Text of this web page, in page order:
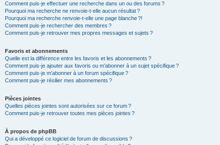
Comment puis-je effectuer une recherche dans un ou des forums ?
Pourquoi ma recherche ne renvoie-t-elle aucun résultat ?
Pourquoi ma recherche renvoie-t-elle une page blanche ?!
Comment puis-je rechercher des membres ?
Comment puis-je retrouver mes propres messages et sujets ?
Favoris et abonnements
Quelle est la différence entre les favoris et les abonnements ?
Comment puis-je ajouter aux favoris ou m’abonner à un sujet spécifique ?
Comment puis-je m’abonner à un forum spécifique ?
Comment puis-je résilier mes abonnements ?
Pièces jointes
Quelles pièces jointes sont autorisées sur ce forum ?
Comment puis-je retrouver toutes mes pièces jointes ?
À propos de phpBB
Qui a développé ce logiciel de forum de discussions ?